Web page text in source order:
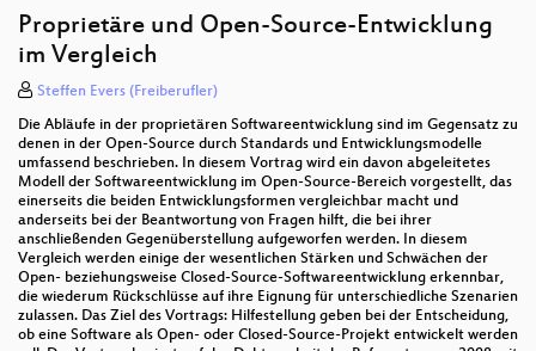
Proprietäre und Open-Source-Entwicklung
im Vergleich
Steffen Evers (Freiberufler)
Die Abläufe in der proprietären Softwareentwicklung sind im Gegensatz zu
denen in der Open-Source durch Standards und Entwicklungsmodelle
umfassend beschrieben. In diesem Vortrag wird ein davon abgeleitetes
Modell der Softwareentwicklung im Open-Source-Bereich vorgestellt, das
einerseits die beiden Entwicklungsformen vergleichbar macht und
anderseits bei der Beantwortung von Fragen hilft, die bei ihrer
anschließenden Gegenüberstellung aufgeworfen werden. In diesem
Vergleich werden einige der wesentlichen Stärken und Schwächen der
Open- beziehungsweise Closed-Source-Softwareentwicklung erkennbar,
die wiederum Rückschlüsse auf ihre Eignung für unterschiedliche Szenarien
zulassen. Das Ziel des Vortrags: Hilfestellung geben bei der Entscheidung,
ob eine Software als Open- oder Closed-Source-Projekt entwickelt werden